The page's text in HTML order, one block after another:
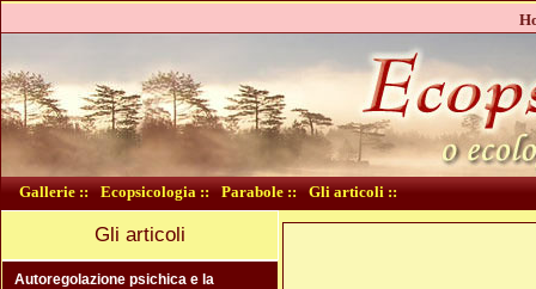
Gallerie :: Ecopsicologia :: Parabole :: Gli articoli ::
Gli articoli
Autoregolazione psichica e la